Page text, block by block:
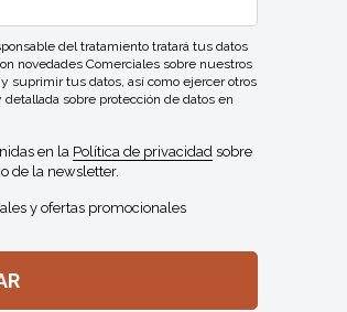
del tratamiento tratará tus datos
novedades Comerciales sobre nuestros
suprimir tus datos, así como ejercer otros
sobre protección de datos en
en la Política de privacidad sobre
de la newsletter.
y ofertas promocionales